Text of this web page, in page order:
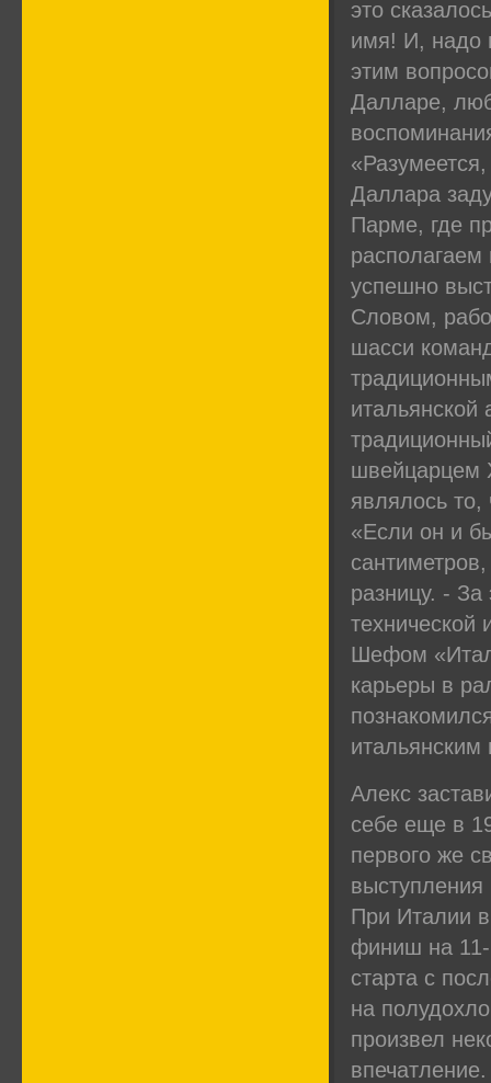
это
имя! И, надо
этим
Далларе,
Даллара
Парме, где
успешно
Словом,
шасси
итальянской
швейцарцем
являлось
«Если он и
разницу. -
технической
Шефом
карьеры в
Алекс
себе еще в
первого же
При Италии
финиш на
старта с
на
произвел